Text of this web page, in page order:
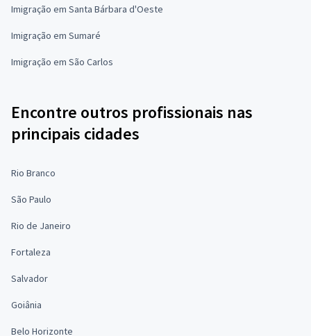
Imigração em Santa Bárbara d'Oeste
Imigração em Sumaré
Imigração em São Carlos
Encontre outros profissionais nas
principais cidades
Rio Branco
São Paulo
Rio de Janeiro
Fortaleza
Salvador
Goiânia
Belo Horizonte